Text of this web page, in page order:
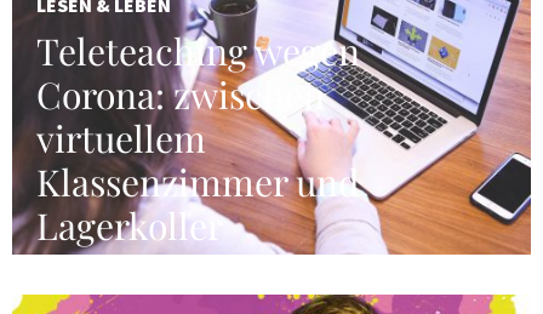
Teleteaching wegen
Corona: zwischen
virtuellem
Klassenzimmer und
Lagerkoller